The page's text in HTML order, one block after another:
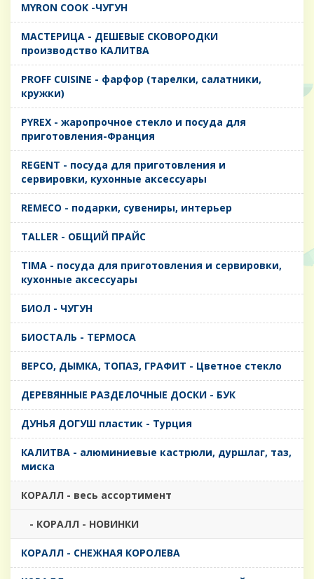
MYRON COOK -ЧУГУН
MАСТЕРИЦА - ДЕШЕВЫЕ СКОВОРОДКИ
производство КАЛИТВА
PROFF CUISINE - фарфор (тарелки, салатники,
кружки)
PYREX - жаропрочное стекло и посуда для
приготовления-Франция
REGENT - посуда для приготовления и
сервировки, кухонные аксессуары
REMECO - подарки, сувениры, интерьер
TALLER - ОБЩИЙ ПРАЙС
TIMA - посуда для приготовления и сервировки,
кухонные аксессуары
БИОЛ - ЧУГУН
БИОСТАЛЬ - ТЕРМОСА
ВЕРСО, ДЫМКА, ТОПАЗ, ГРАФИТ - Цветное стекло
ДЕРЕВЯННЫЕ РАЗДЕЛОЧНЫЕ ДОСКИ - БУК
ДУНЬЯ ДОГУШ пластик - Турция
КАЛИТВА - алюминиевые кастрюли, дуршлаг, таз,
миска
КОРАЛЛ - весь ассортимент
- КОРАЛЛ - НОВИНКИ
КОРАЛЛ - СНЕЖНАЯ КОРОЛЕВА